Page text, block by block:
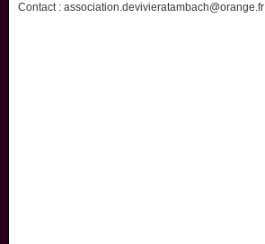
Contact : association.devivieratambach@orange.fr